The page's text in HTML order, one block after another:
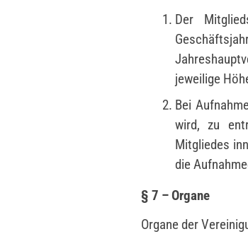
Der
jeweilige
Bei
wird, zu
Mitgliedes
die
§ 7 – Organe
Organe der